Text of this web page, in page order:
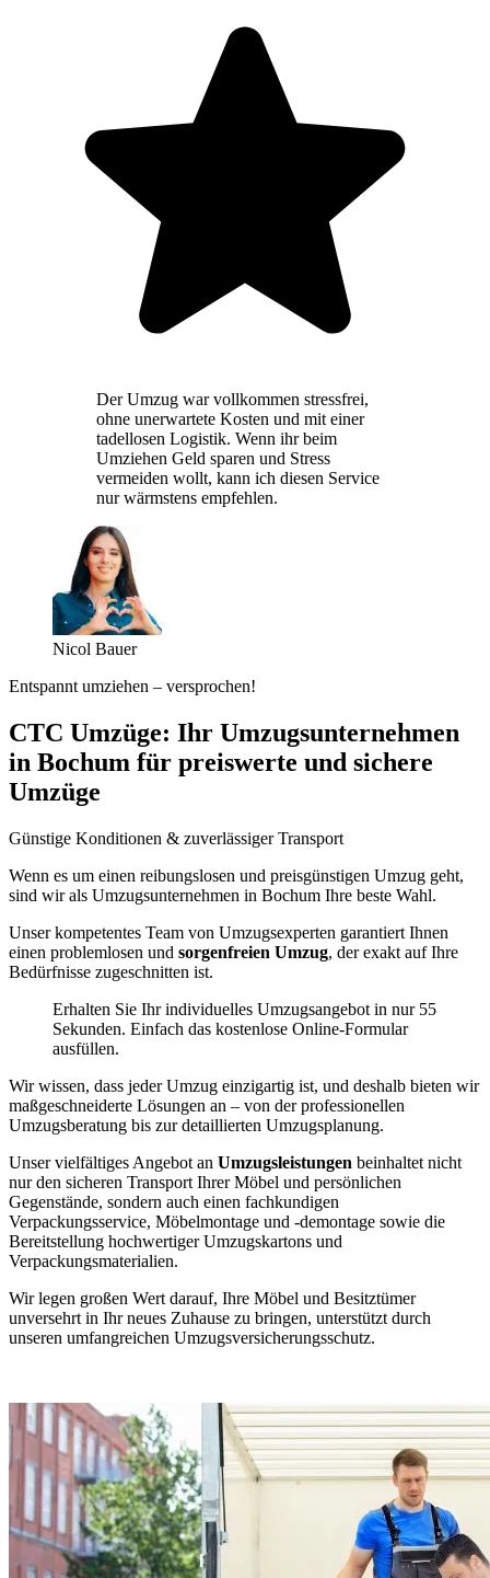
Der Umzug war vollkommen stressfrei,
ohne unerwartete Kosten und mit einer
tadellosen Logistik. Wenn ihr beim
Umziehen Geld sparen und Stress
vermeiden wollt, kann ich diesen Service
nur wärmstens empfehlen.
Nicol Bauer
Entspannt umziehen – versprochen!
CTC Umzüge: Ihr Umzugsunternehmen
in Bochum für preiswerte und sichere
Umzüge
Günstige Konditionen & zuverlässiger Transport
Wenn es um einen reibungslosen und preisgünstigen Umzug geht,
sind wir als Umzugsunternehmen in Bochum Ihre beste Wahl.
Unser kompetentes Team von Umzugsexperten garantiert Ihnen
einen problemlosen und sorgenfreien Umzug, der exakt auf Ihre
Bedürfnisse zugeschnitten ist.
Erhalten Sie Ihr individuelles Umzugsangebot in nur 55
Sekunden. Einfach das kostenlose Online-Formular
ausfüllen.
Wir wissen, dass jeder Umzug einzigartig ist, und deshalb bieten wir
maßgeschneiderte Lösungen an – von der professionellen
Umzugsberatung bis zur detaillierten Umzugsplanung.
Unser vielfältiges Angebot an Umzugsleistungen beinhaltet nicht
nur den sicheren Transport Ihrer Möbel und persönlichen
Gegenstände, sondern auch einen fachkundigen
Verpackungsservice, Möbelmontage und -demontage sowie die
Bereitstellung hochwertiger Umzugskartons und
Verpackungsmaterialien.
Wir legen großen Wert darauf, Ihre Möbel und Besitztümer
unversehrt in Ihr neues Zuhause zu bringen, unterstützt durch
unseren umfangreichen Umzugsversicherungsschutz.